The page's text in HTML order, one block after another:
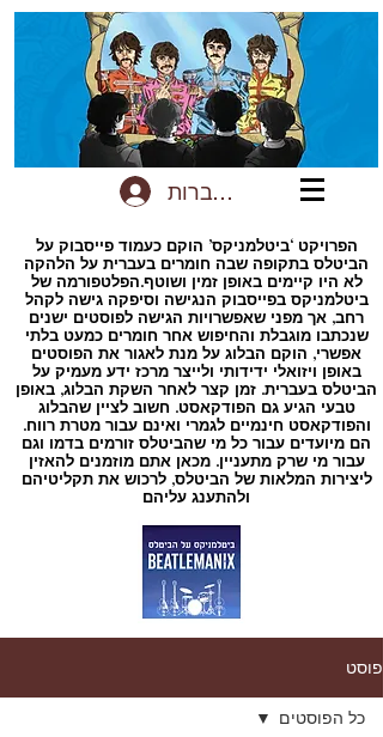
להתחברות
הפרויקט ‘ביטלמניקס’ הוקם כעמוד פייסבוק על
הביטלס בתקופה שבה חומרים בעברית על הלהקה
לא היו קיימים באופן זמין ושוטף.הפלטפורמה של
ביטלמניקס בפייסבוק הנגישה וסיפקה גישה לקהל
רחב, אך מפני שאפשרויות הגישה לפוסטים ישנים
שנכתבו מוגבלת והחיפוש אחר חומרים כמעט בלתי
אפשרי, הוקם הבלוג על מנת לאגור את הפוסטים
באופן ויזואלי ידידותי ולייצר מרכז ידע מעמיק על
הביטלס בעברית. זמן קצר לאחר השקת הבלוג, באופן
טבעי הגיע גם הפודקאסט. חשוב לציין שהבלוג
והפודקאסט חינמיים לגמרי ואינם עבור מטרת רווח.
הם מיועדים עבור כל מי שהביטלס זורמים בדמו וגם
עבור מי שרק מתעניין. מכאן אתם מוזמנים להאזין
ליצירות המלאות של הביטלס, לרכוש את תקליטיהם
ולהתענג עליהם
פוסט
כל הפוסטים